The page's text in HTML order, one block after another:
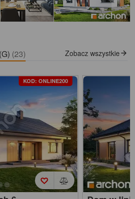
(23) Zobacz wszystkie
KOD: ONLINE200